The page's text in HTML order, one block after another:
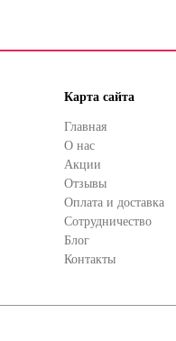
Карта сайта
Главная
О нас
Акции
Отзывы
Оплата и доставка
Сотрудничество
Блог
Контакты